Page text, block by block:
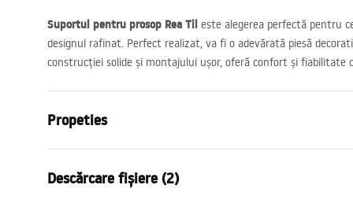
Suportul pentru prosop Rea Til este alegerea perfectă pentru
designul rafinat. Perfect realizat, va fi o adevărată piesă
construcției solide și montajului ușor, oferă confort și fiabilitate
Propeties
Material
Descărcare fișiere (2)